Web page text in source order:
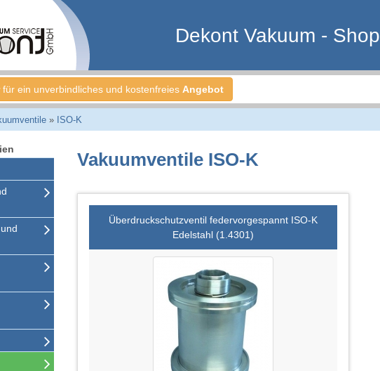
Dekont Vakuum - Shop
für ein unverbindliches und kostenfreies Angebot
» ISO-K
Vakuumventile ISO-K
Überdruckschutzventil federvorgespannt ISO-K
Edelstahl (1.4301)